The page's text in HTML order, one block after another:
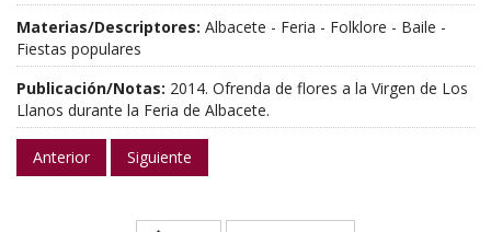
Materias/Descriptores: Albacete - Feria - Folklore - Baile -
Fiestas populares
Publicación/Notas: 2014. Ofrenda de flores a la Virgen de Los
Llanos durante la Feria de Albacete.
Anterior Siguiente